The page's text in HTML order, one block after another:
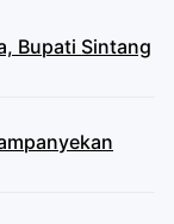
Bupati Sintang